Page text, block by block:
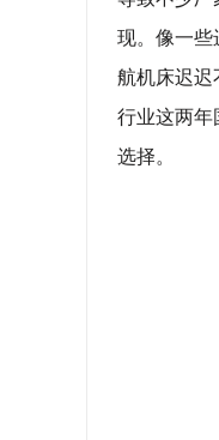
现。像一些
航机床迟迟
行业这两年
选择。